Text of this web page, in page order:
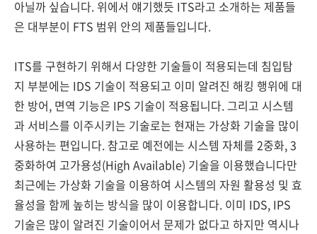
아닐까 싶습니다. 위에서 얘기했듯 ITS라고 소개하는 제품들
은 대부분이 FTS 범위 안의 제품들입니다.
ITS를 구현하기 위해서 다양한 기술들이 적용되는데 침입탐
지 부분에는 IDS 기술이 적용되고 이미 알려진 해킹 행위에 대
한 방어, 면역 기능은 IPS 기술이 적용됩니다. 그리고 시스템
과 서비스를 이주시키는 기술로는 현재는 가상화 기술을 많이
사용하는 편입니다. 참고로 예전에는 시스템 자체를 2중화, 3
중화하여 고가용성(High Available) 기술을 이용했습니다만
최근에는 가상화 기술을 이용하여 시스템의 자원 활용성 및 효
율성을 함께 높히는 방식을 많이 이용합니다. 이미 IDS, IPS
기술은 많이 알려진 기술이어서 문제가 없다고 하지만 역시나